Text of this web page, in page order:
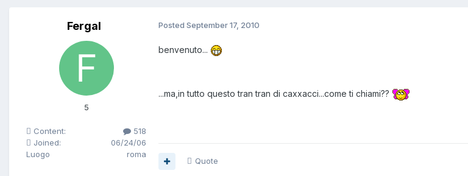
Fergal
5
Content:
518
Joined:
06/24/06
Luogo
roma
Posted September 17, 2010
benvenuto...
...ma,in tutto questo tran tran di caxxacci...come ti chiami??
Quote